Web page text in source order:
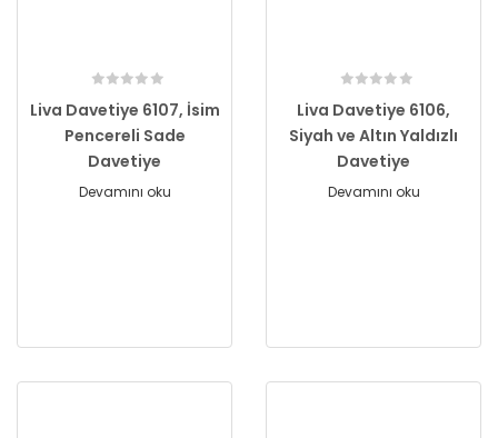
Liva Davetiye 6107, İsim
Pencereli Sade
Davetiye
Devamını oku
Liva Davetiye 6106,
Siyah ve Altın Yaldızlı
Davetiye
Devamını oku